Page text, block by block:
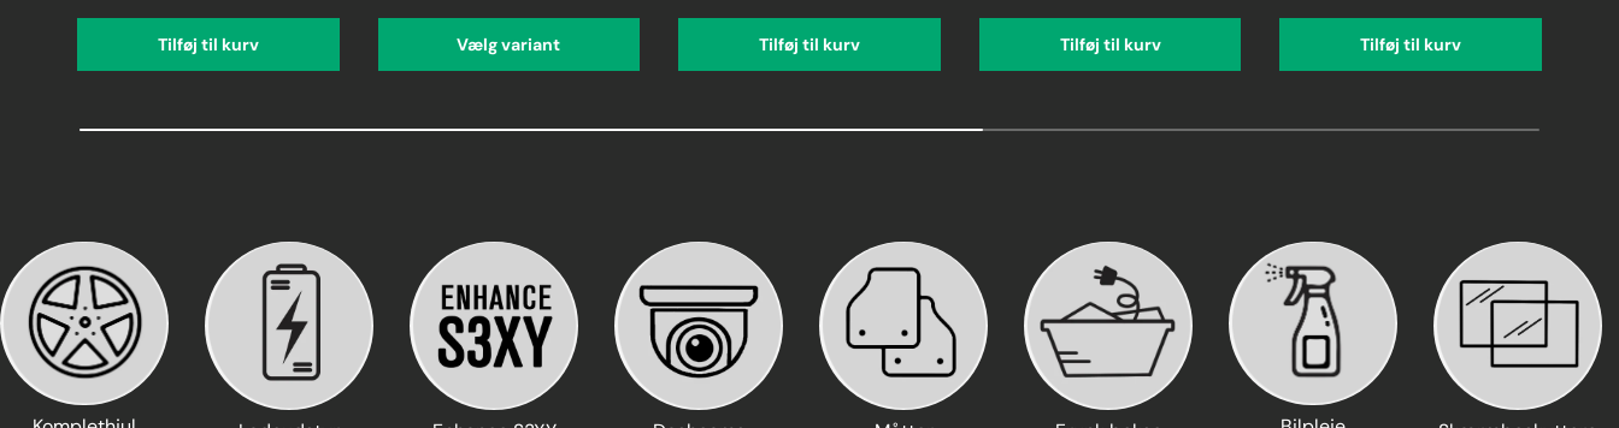
Tilføj til kurv Vælg variant Tilføj til kurv Tilføj til kurv Tilføj til kurv